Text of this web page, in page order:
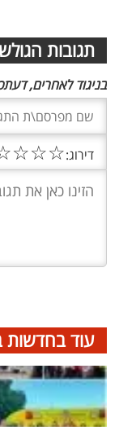
תגובות
בניגוד לאחרים,
דירוג:☆
☆
☆
עוד